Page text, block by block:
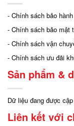
- Chính sách bảo
- Chính sách bảo mật
- Chính sách vận
- Chính sách ưu đãi
Sản phẩm &
Dữ liệu đang được
Liên kết với